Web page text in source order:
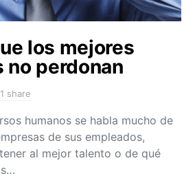
los mejores
no perdonan
1 share
humanos se habla mucho de
de sus empleados,
al mejor talento o de qué